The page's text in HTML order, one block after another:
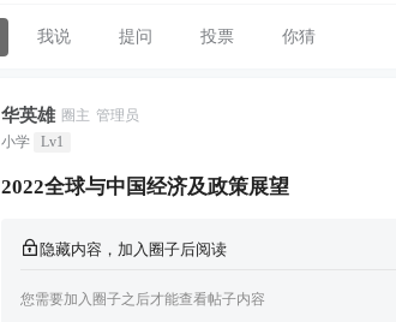
我说 提问 投票 你猜
华英雄 圈主 管理员
小学
Lv1
2022全球与中国经济及政策展望
隐藏内容，加入圈子后阅读
您需要加入圈子之后才能查看帖子内容